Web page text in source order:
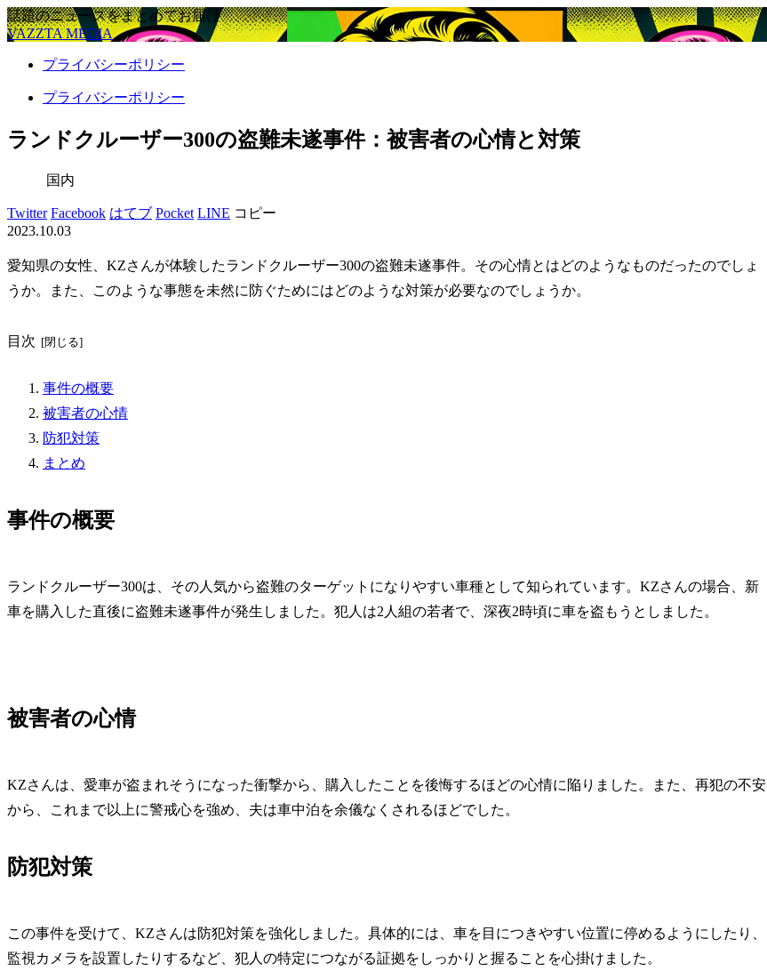
話題のニュースをまとめてお届け
VAZZTA MEDIA
プライバシーポリシー
プライバシーポリシー
ランドクルーザー300の盗難未遂事件：被害者の心情と対策
国内
Twitter Facebook はてブ Pocket LINE コピー
2023.10.03
愛知県の女性、KZさんが体験したランドクルーザー300の盗難未遂事件。その心情とはどのようなものだったのでしょ
うか。また、このような事態を未然に防ぐためにはどのような対策が必要なのでしょうか。
目次
事件の概要
被害者の心情
防犯対策
まとめ
事件の概要
ランドクルーザー300は、その人気から盗難のターゲットになりやすい車種として知られています。KZさんの場合、新
車を購入した直後に盗難未遂事件が発生しました。犯人は2人組の若者で、深夜2時頃に車を盗もうとしました。
被害者の心情
KZさんは、愛車が盗まれそうになった衝撃から、購入したことを後悔するほどの心情に陥りました。また、再犯の不安
から、これまで以上に警戒心を強め、夫は車中泊を余儀なくされるほどでした。
防犯対策
この事件を受けて、KZさんは防犯対策を強化しました。具体的には、車を目につきやすい位置に停めるようにしたり、
監視カメラを設置したりするなど、犯人の特定につながる証拠をしっかりと握ることを心掛けました。